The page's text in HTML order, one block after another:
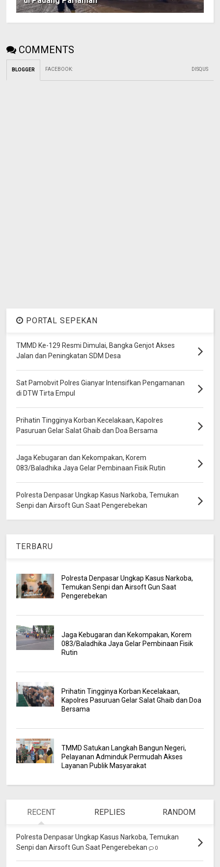
COMMENTS
BLOGGER FACEBOOK: DISQUS
PORTAL SEPEKAN
TMMD Ke-129 Resmi Dimulai, Bangka Genjot Akses
Jalan dan Peningkatan SDM Desa
Sat Pamobvit Polres Gianyar Intensifkan Pengamanan
di DTW Tirta Empul
Prihatin Tingginya Korban Kecelakaan, Kapolres
Pasuruan Gelar Salat Ghaib dan Doa Bersama
Jaga Kebugaran dan Kekompakan, Korem
083/Baladhika Jaya Gelar Pembinaan Fisik Rutin
Polresta Denpasar Ungkap Kasus Narkoba, Temukan
Senpi dan Airsoft Gun Saat Pengerebekan
TERBARU
Polresta Denpasar Ungkap Kasus Narkoba,
Temukan Senpi dan Airsoft Gun Saat
Pengerebekan
Jaga Kebugaran dan Kekompakan, Korem
083/Baladhika Jaya Gelar Pembinaan Fisik
Rutin
Prihatin Tingginya Korban Kecelakaan,
Kapolres Pasuruan Gelar Salat Ghaib dan Doa
Bersama
TMMD Satukan Langkah Bangun Negeri,
Pelayanan Adminduk Permudah Akses
Layanan Publik Masyarakat
RECENT REPLIES RANDOM
Polresta Denpasar Ungkap Kasus Narkoba, Temukan
Senpi dan Airsoft Gun Saat Pengerebekan
0